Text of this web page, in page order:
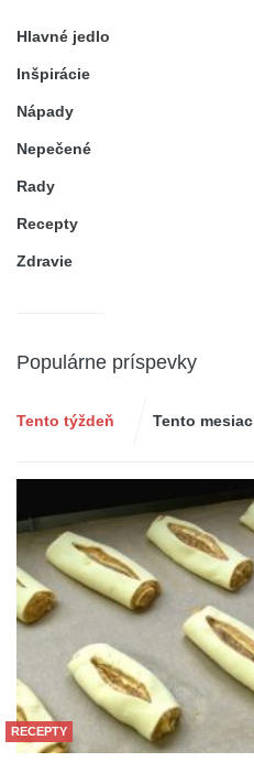
Hlavné jedlo
Inšpirácie
Nápady
Nepečené
Rady
Recepty
Zdravie
Populárne príspevky
Tento týždeň Tento mesiac
RECEPTY